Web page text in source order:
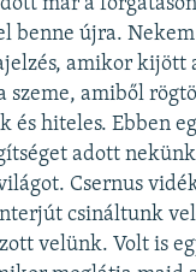
már a
benne újra. Nekem
amikor kijött
szeme, amiből
és hiteles. Ebben
adott
Csernus
csináltunk
velünk. Volt is